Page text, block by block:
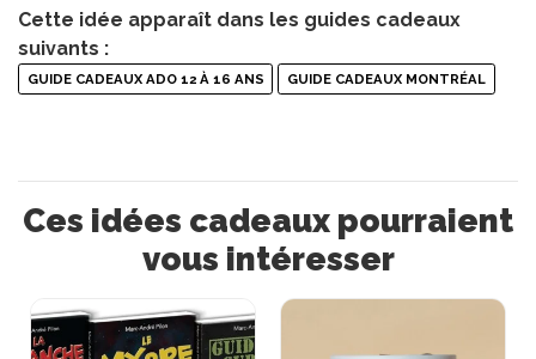
Cette idée apparaît dans les guides cadeaux
suivants :
GUIDE CADEAUX ADO 12 À 16 ANS GUIDE CADEAUX MONTRÉAL
Ces idées cadeaux pourraient
vous intéresser